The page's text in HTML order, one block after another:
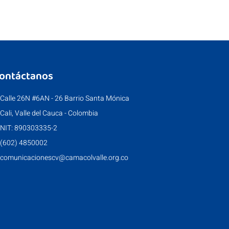
Calle 26N #6AN - 26 Barrio Santa Mónica
Cali, Valle del Cauca - Colombia
NIT: 890303335-2
(602) 4850002
comunicacionescv@camacolvalle.org.co